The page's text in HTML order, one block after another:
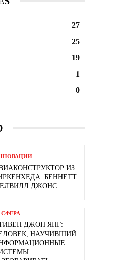
27
25
19
1
0
ИЗ
БЕННЕТТ
ДЖОНС
СФЕРА
ДЖОН ЯНГ:
НАУЧИВШИЙ